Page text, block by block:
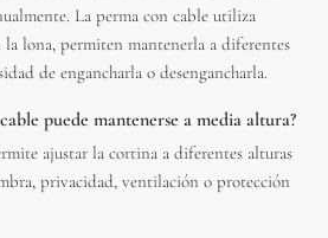
La perma con cable utiliza
la lona, permiten mantenerla a diferentes
de engancharla o desengancharla.
puede mantenerse a media altura?
ajustar la cortina a diferentes alturas
privacidad, ventilación o protección